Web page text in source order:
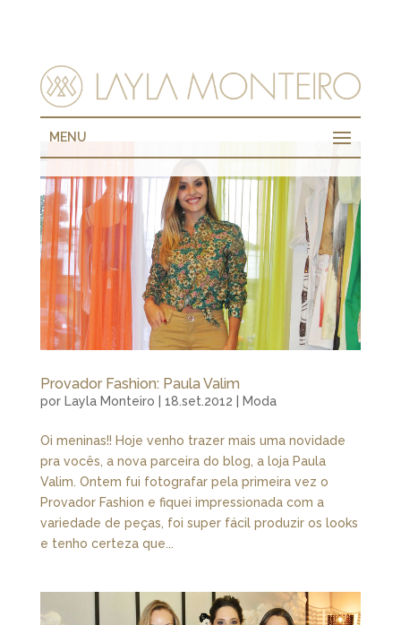
MENU
Provador Fashion: Paula Valim
por Layla Monteiro 18.set.2012 Moda
Oi meninas!! Hoje venho trazer mais uma novidade
pra vocês, a nova parceira do blog, a loja Paula
Valim. Ontem fui fotografar pela primeira vez o
Provador Fashion e fiquei impressionada com a
variedade de peças, foi super fácil produzir os looks
e tenho certeza que...